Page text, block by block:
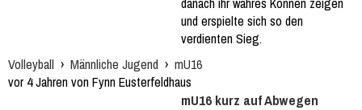
und erspielte sich so den
verdienten Sieg.
Volleyball › Männliche Jugend › mU16
vor 4 Jahren von Fynn Eusterfeldhaus
mU16 kurz auf Abwegen